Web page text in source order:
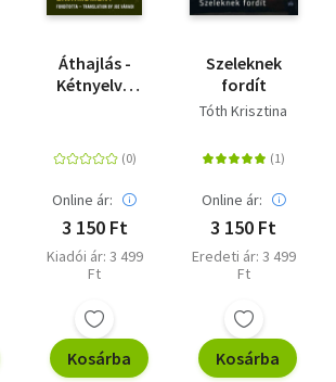
Áthajlás -
Kétnyelvű
költészeti
antológia
Online ár:
3 150 Ft
Kiadói ár: 3 499
Ft
Kosárba
Szeleknek
fordít
Tóth Krisztina
Online ár:
3 150 Ft
Eredeti ár: 3 499
Ft
Kosárba